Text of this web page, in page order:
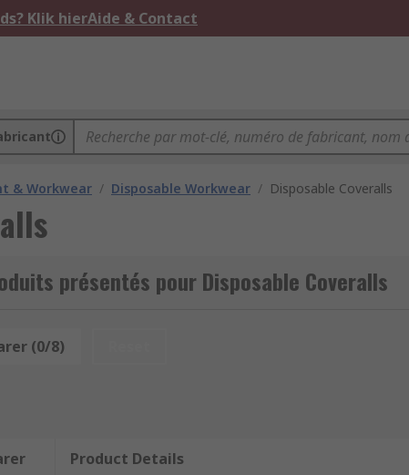
Klik hierAide & Contact
& Workwear / Disposable Workwear / Disposable Coveralls
présentés pour Disposable Coveralls
(0/8)
Product Details